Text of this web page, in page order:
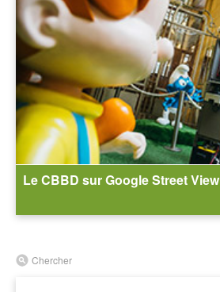
Le CBBD sur Google Street View
Chercher